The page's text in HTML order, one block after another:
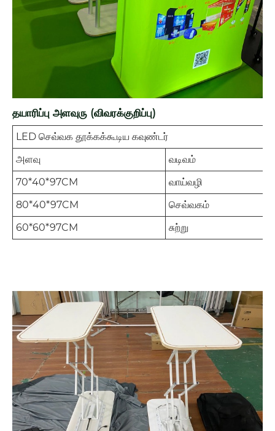
தயாரிப்பு அளவுரு (விவரக்குறிப்பு)
LED செவ்வக தூக்கக்கூடிய கவுண்டர்
அளவு
வடிவம்
70*40*97CM
வாய்வழி
80*40*97CM
செவ்வகம்
60*60*97CM
சுற்று